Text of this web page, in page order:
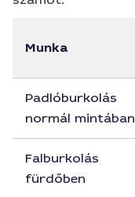
Munka
Padlóburkolás
normál mintában
Falburkolás
fürdőben